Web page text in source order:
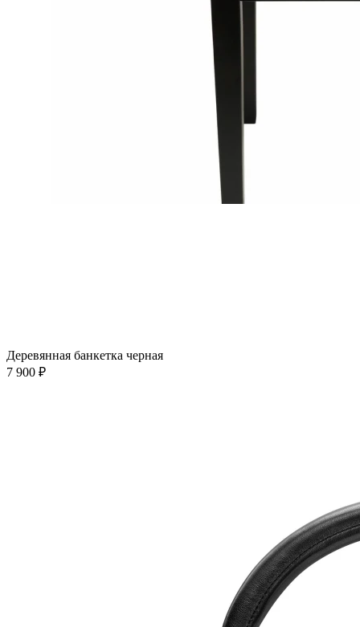
Деревянная банкетка черная
7 900 ₽